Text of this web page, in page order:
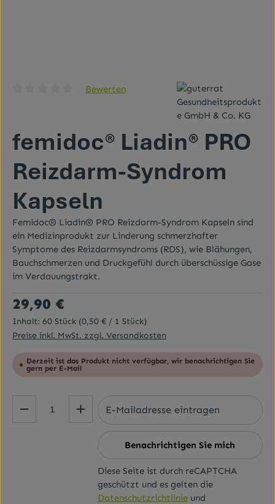
Durchschnittliche Bewertung von 0 von 5 Sternen
Bewerten
femidoc® Liadin® PRO
Reizdarm-Syndrom
Kapseln
Femidoc® Liadin® PRO Reizdarm-Syndrom Kapseln sind
ein Medizinprodukt zur Linderung schmerzhafter
Symptome des Reizdarmsyndroms (RDS), wie Blähungen,
Bauchschmerzen und Druckgefühl durch überschüssige Gase
im Verdauungstrakt.
Regulärer Preis:
29,90 €
Inhalt: 60 Stück (0,50 € / 1 Stück)
Preise inkl. MwSt. zzgl. Versandkosten
Derzeit ist das Produkt nicht verfügbar, wir benachrichtigen Sie
gern per E-Mail
Benachrichtigen Sie mich
Diese Seite ist durch reCAPTCHA
geschützt und es gelten die
Datenschutzrichtlinieund